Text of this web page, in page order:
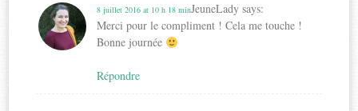
JeuneLady says:
8 juillet 2016 at 10 h 18 min
Merci pour le compliment ! Cela me touche !
Bonne journée
Répondre